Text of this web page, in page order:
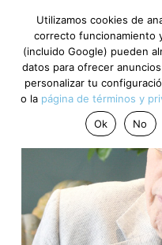
Utilizamos cookies de
correcto funcionamiento
(incluido Google) pueden
datos para ofrecer
personalizar tu
o la página de términos y
Ok
No